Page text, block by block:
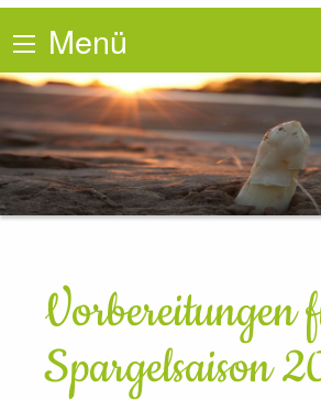
Menü
Vorbereitungen
Spargelsaison